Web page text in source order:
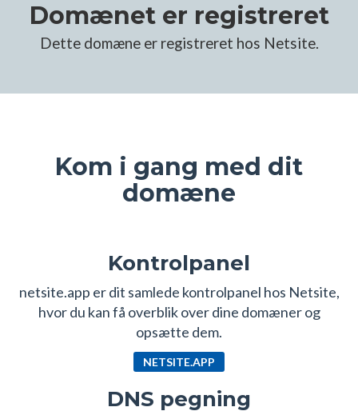
Domænet er registreret
Dette domæne er registreret hos Netsite.
Kom i gang med dit
domæne
Kontrolpanel
netsite.app er dit samlede kontrolpanel hos Netsite,
hvor du kan få overblik over dine domæner og
opsætte dem.
NETSITE.APP
DNS pegning